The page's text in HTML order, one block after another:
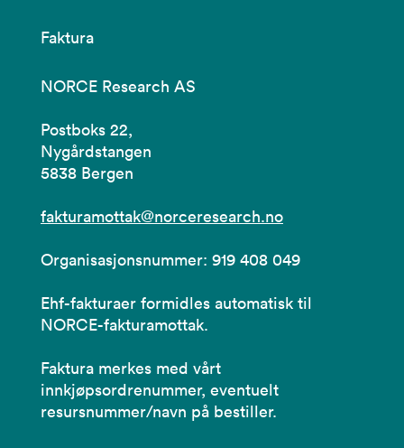
Faktura
NORCE Research AS
Postboks 22,
Nygårdstangen
5838 Bergen
fakturamottak@norceresearch.no
Organisasjonsnummer: 919 408 049
Ehf-fakturaer formidles automatisk til
NORCE-fakturamottak.
Faktura merkes med vårt
innkjøpsordrenummer, eventuelt
resursnummer/navn på bestiller.